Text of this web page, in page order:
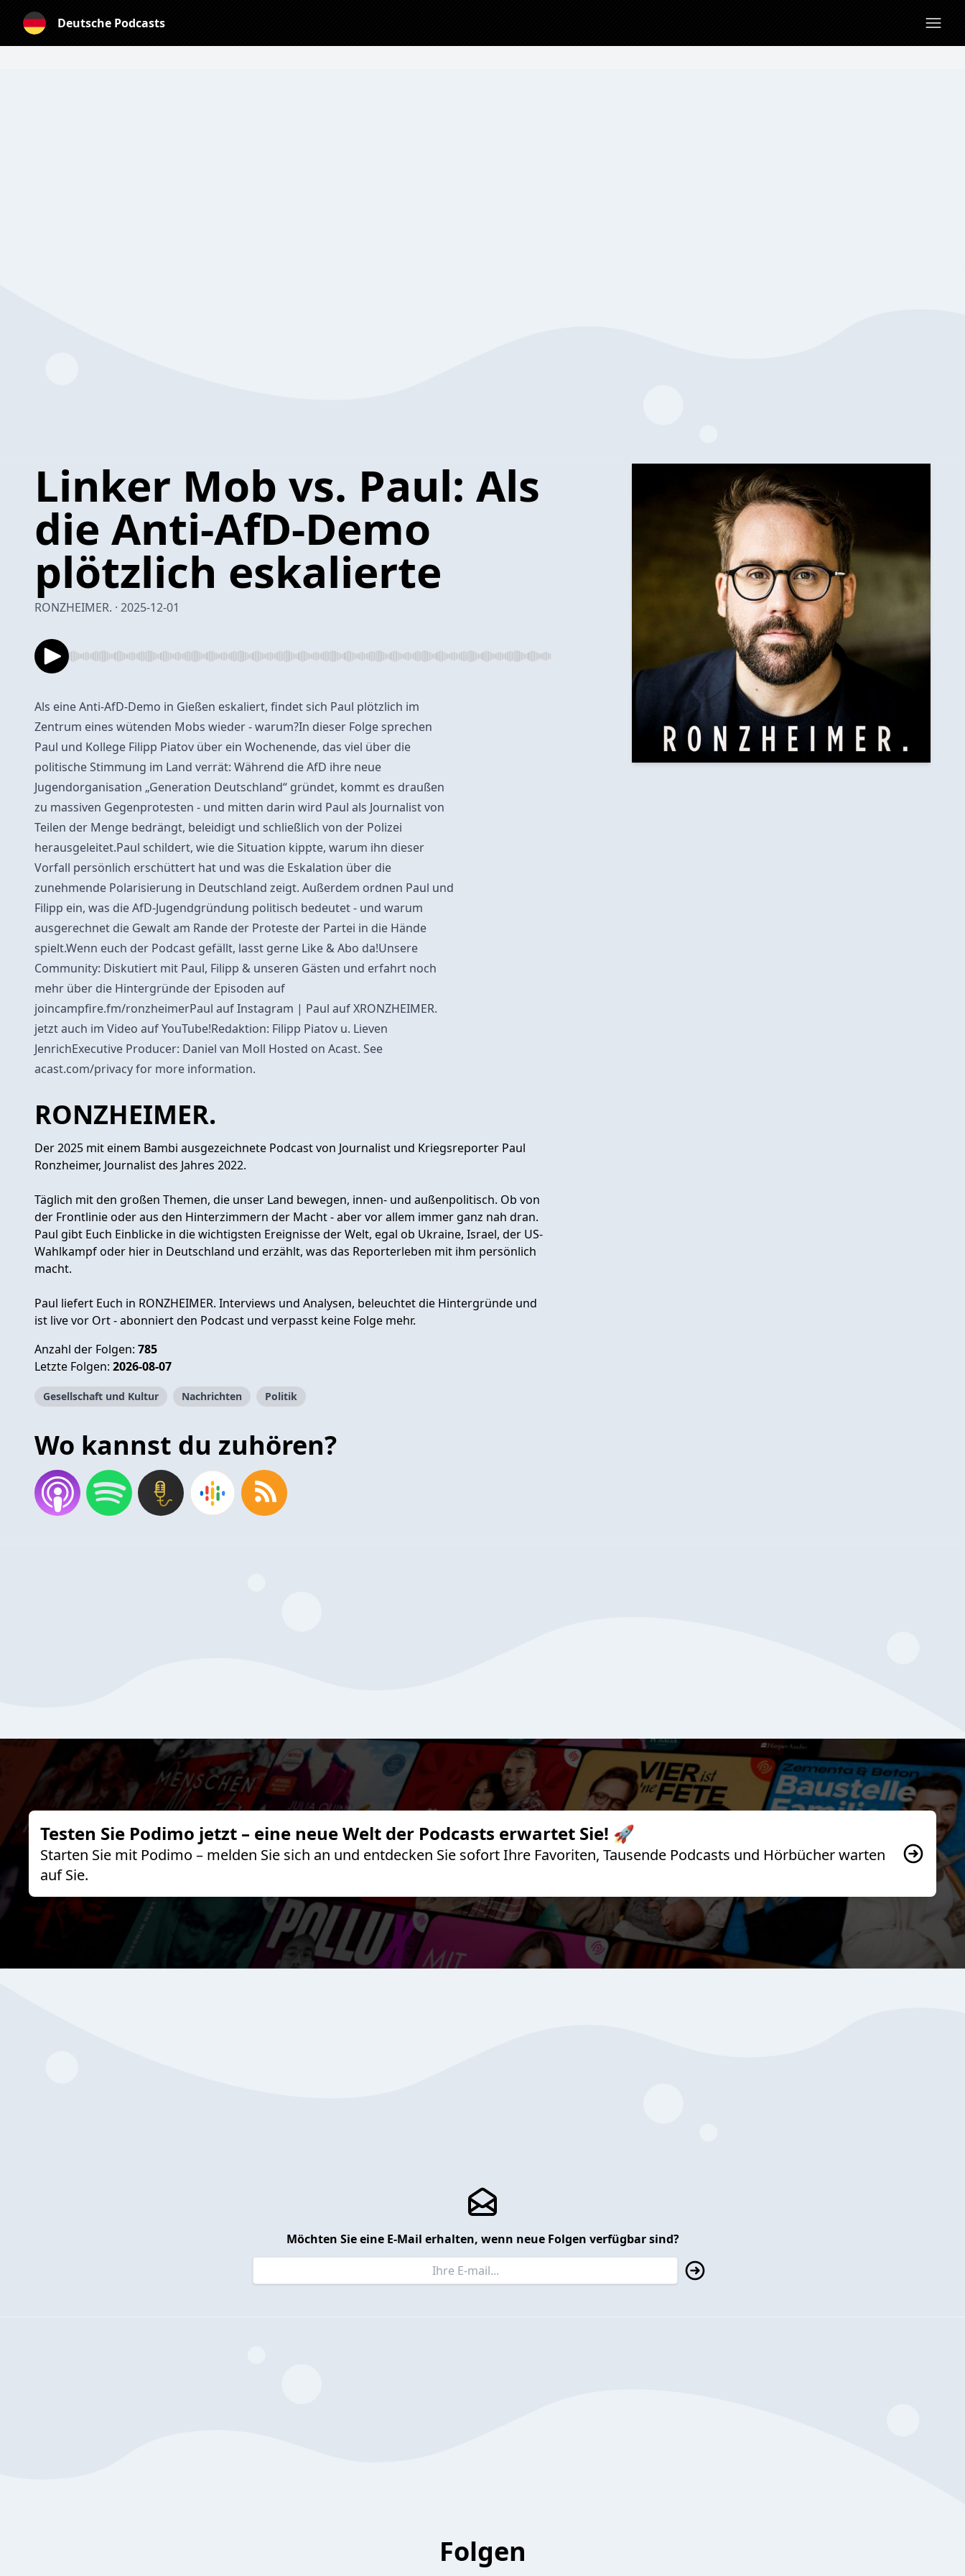
Deutsche Podcasts
Linker Mob vs. Paul: Als
die Anti-AfD-Demo
plötzlich eskalierte
RONZHEIMER. · 2025-12-01
Als eine Anti-AfD-Demo in Gießen eskaliert, findet sich Paul plötzlich im
Zentrum eines wütenden Mobs wieder - warum?In dieser Folge sprechen
Paul und Kollege Filipp Piatov über ein Wochenende, das viel über die
politische Stimmung im Land verrät: Während die AfD ihre neue
Jugendorganisation „Generation Deutschland“ gründet, kommt es draußen
zu massiven Gegenprotesten - und mitten darin wird Paul als Journalist von
Teilen der Menge bedrängt, beleidigt und schließlich von der Polizei
herausgeleitet.Paul schildert, wie die Situation kippte, warum ihn dieser
Vorfall persönlich erschüttert hat und was die Eskalation über die
zunehmende Polarisierung in Deutschland zeigt. Außerdem ordnen Paul und
Filipp ein, was die AfD-Jugendgründung politisch bedeutet - und warum
ausgerechnet die Gewalt am Rande der Proteste der Partei in die Hände
spielt.Wenn euch der Podcast gefällt, lasst gerne Like & Abo da!Unsere
Community: Diskutiert mit Paul, Filipp & unseren Gästen und erfahrt noch
mehr über die Hintergründe der Episoden auf
joincampfire.fm/ronzheimerPaul auf Instagram | Paul auf XRONZHEIMER.
jetzt auch im Video auf YouTube!Redaktion: Filipp Piatov u. Lieven
JenrichExecutive Producer: Daniel van Moll Hosted on Acast. See
acast.com/privacy for more information.
RONZHEIMER.
Der 2025 mit einem Bambi ausgezeichnete Podcast von Journalist und Kriegsreporter Paul
Ronzheimer, Journalist des Jahres 2022.
Täglich mit den großen Themen, die unser Land bewegen, innen- und außenpolitisch. Ob von
der Frontlinie oder aus den Hinterzimmern der Macht - aber vor allem immer ganz nah dran.
Paul gibt Euch Einblicke in die wichtigsten Ereignisse der Welt, egal ob Ukraine, Israel, der US-
Wahlkampf oder hier in Deutschland und erzählt, was das Reporterleben mit ihm persönlich
macht.
Paul liefert Euch in RONZHEIMER. Interviews und Analysen, beleuchtet die Hintergründe und
ist live vor Ort - abonniert den Podcast und verpasst keine Folge mehr.
Anzahl der Folgen: 785
Letzte Folgen: 2026-08-07
Gesellschaft und Kultur Nachrichten Politik
Wo kannst du zuhören?
Testen Sie Podimo jetzt – eine neue Welt der Podcasts erwartet Sie! 🚀
Starten Sie mit Podimo – melden Sie sich an und entdecken Sie sofort Ihre Favoriten, Tausende Podcasts und Hörbücher warten
auf Sie.
Möchten Sie eine E-Mail erhalten, wenn neue Folgen verfügbar sind?
Folgen